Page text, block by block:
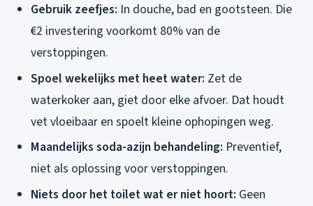
Gebruik zeefjes: In douche, bad en gootsteen. Die
€2 investering voorkomt 80% van de
verstoppingen.
Spoel wekelijks met heet water: Zet de
waterkoker aan, giet door elke afvoer. Dat houdt
vet vloeibaar en spoelt kleine ophopingen weg.
Maandelijks soda-azijn behandeling: Preventief,
niet als oplossing voor verstoppingen.
Niets door het toilet wat er niet hoort: Geen